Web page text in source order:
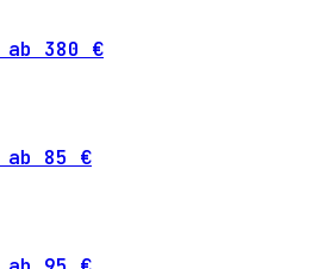
ab 380 €
ab 85 €